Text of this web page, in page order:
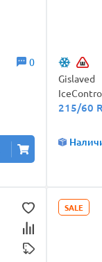
0
Gislaved
215/60
SALE